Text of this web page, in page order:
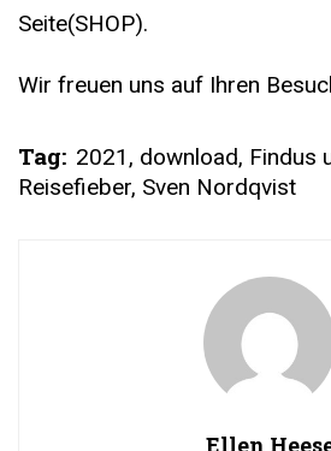
Seite(SHOP).
Wir freuen uns auf Ihren
Tag: 2021 , download, Findus
Reisefieber, Sven Nordqvist
Ellen